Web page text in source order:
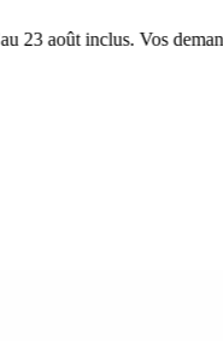
Vos demandes seront